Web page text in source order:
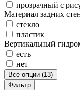
прозрачный с
Материал задних
стекло
пластик
Вертикальный
есть
нет
Все опции (13)
Фильтр